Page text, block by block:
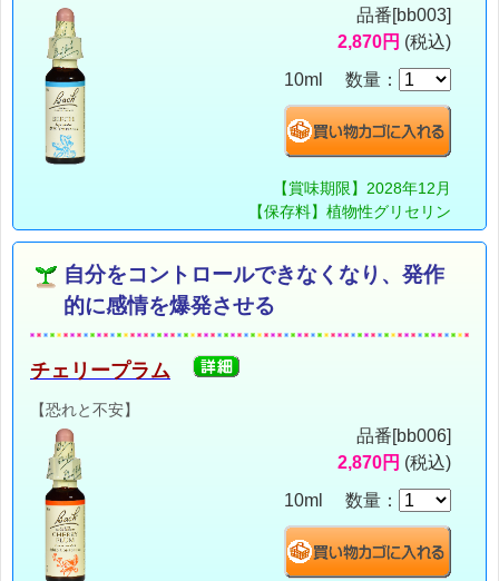
品番[bb003]
2,870円 (税込)
10ml 数量：
【賞味期限】2028年12月
【保存料】植物性グリセリン
自分をコントロールできなくなり、発作
的に感情を爆発させる
チェリープラム
【恐れと不安】
品番[bb006]
2,870円 (税込)
10ml 数量：